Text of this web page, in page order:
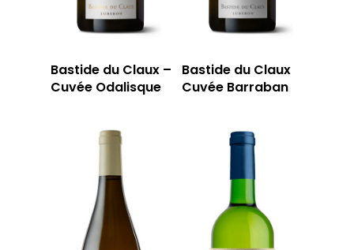
Bastide du Claux –
Cuvée Odalisque
Bastide du Claux
Cuvée Barraban